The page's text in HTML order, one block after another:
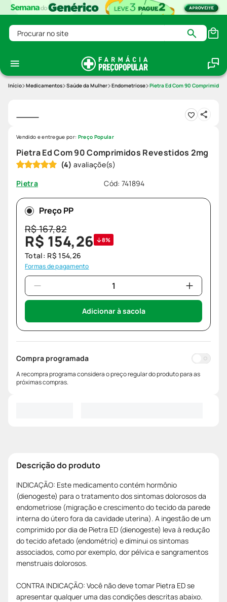
Procurar no site
Medicamentos Saúde da Mulher Endometriose Pietra Ed Com 90 Comprimidos
Pietra Ed Com 90 Comprimidos Revestidos 2mg
(4)
Pietra
Cód: 741894
Vendido e entregue por: Preço Popular
Preço PP
R$167,82
R$ 154,26 8%
Total: R$ 154,26
Formas de pagamento
Adicionar à sacola
Compra programada
A recompra programa considera o preço regular do produto para as
próximas compras.
Descrição do produto
INDICAÇÃO: Este medicamento contém hormônio
(dienogeste) para o tratamento dos sintomas dolorosos da
endometriose (migração e crescimento do tecido da parede
interna do útero fora da cavidade uterina). A ingestão de um
comprimido por dia de Pietra ED (dienogeste) leva à redução
do tecido afetado (endométrio) e diminui os sintomas
associados, como por exemplo, dor pélvica e sangramentos
menstruais dolorosos.
CONTRA INDICAÇÃO: Você não deve tomar Pietra ED se
apresentar qualquer uma das condições descritas abaixo.